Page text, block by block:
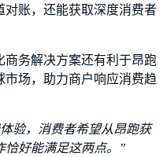
账，还能获取深度消费者
务解决方案还有利于昂跑
市场，助力商户响应消费趋
验，消费者希望从昂跑获
恰好能满足这两点。”